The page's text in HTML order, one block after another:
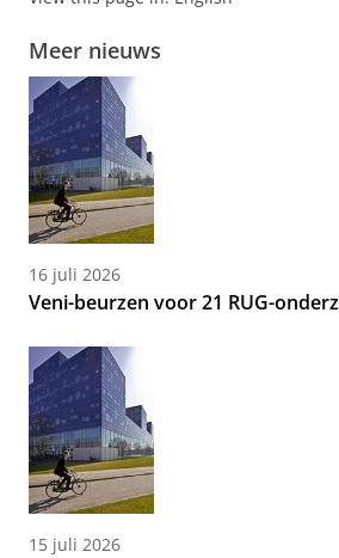
Meer nieuws
16 juli 2026
Veni-beurzen voor 21 RUG-
15 juli 2026